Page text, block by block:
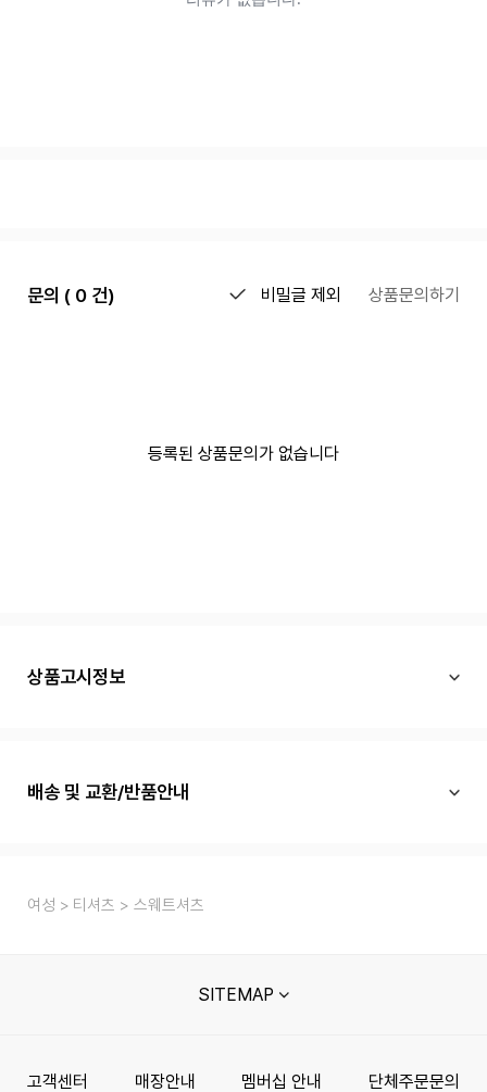
문의 ( 0 건) 비밀글 제외 상품문의하기
등록된 상품문의가 없습니다
상품고시정보
배송 및 교환/반품안내
여성 티셔츠 스웨트셔츠
SITEMAP
고객센터 매장안내 멤버십 안내 단체주문문의